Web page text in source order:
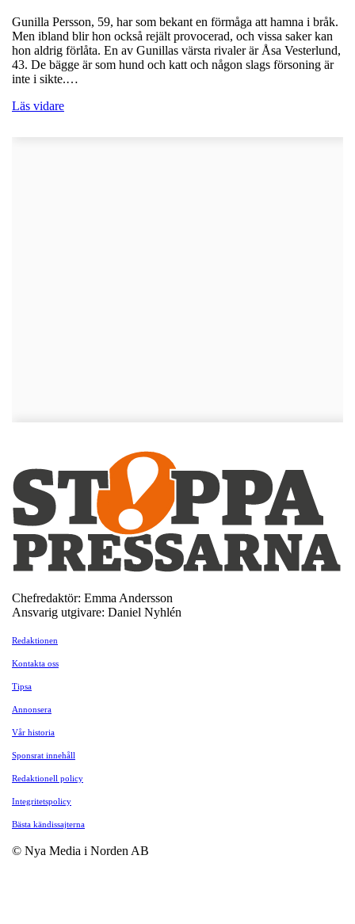
Gunilla Persson, 59, har som bekant en förmåga att hamna i bråk.
Men ibland blir hon också rejält provocerad, och vissa saker kan
hon aldrig förlåta. En av Gunillas värsta rivaler är Åsa Vesterlund,
43. De bägge är som hund och katt och någon slags försoning är
inte i sikte.…
Läs vidare
Chefredaktör: Emma Andersson
Ansvarig utgivare: Daniel Nyhlén
Redaktionen
Kontakta oss
Tipsa
Annonsera
Vår historia
Sponsrat innehåll
Redaktionell policy
Integritetspolicy
Bästa kändissajterna
© Nya Media i Norden AB